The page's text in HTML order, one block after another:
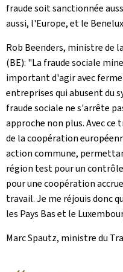
fraude soit sanctionnée
aussi, l'Europe, et le
Rob Beenders, ministre de
(BE): "La fraude sociale
important d'agir avec
entreprises qui abusent du
fraude sociale ne s'arrête
approche non plus. Avec
de la coopération
action commune,
région test pour un
pour une coopération
travail. Je me réjouis donc
les Pays Bas et le
Marc Spautz, ministre du